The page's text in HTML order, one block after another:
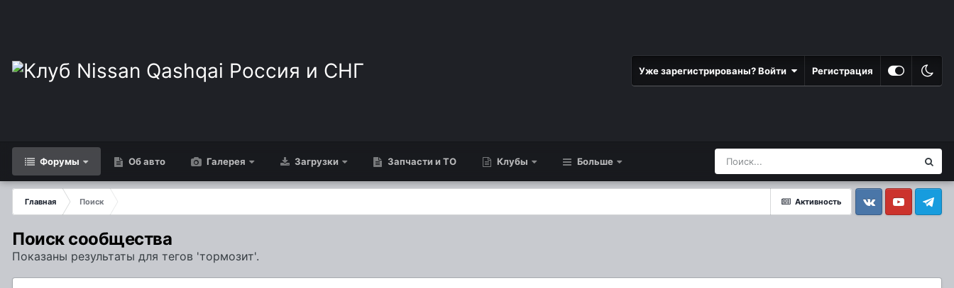
Уже зарегистрированы? Войти Регистрация
Форумы Об авто Галерея Загрузки Запчасти и ТО Клубы Больше
Активность
Главная
Поиск
VkontakteYouTube Telegram
Поиск сообщества
Показаны результаты для тегов 'тормозит'.